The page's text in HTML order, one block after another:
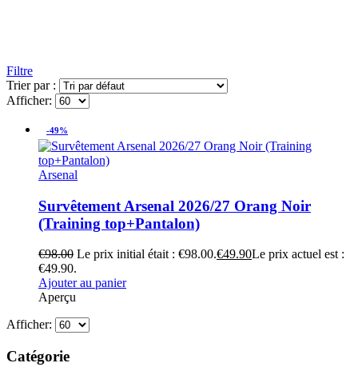
Filtre
Trier par :
Afficher:
-49%
Arsenal
Survêtement Arsenal 2026/27 Orang Noir
(Training top+Pantalon)
€98.00 Le prix initial était : €98.00.€49.90Le prix actuel est :
€49.90.
Ajouter au panier
Aperçu
Afficher:
Catégorie